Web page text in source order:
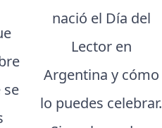
se
nació el Día del
Lector en
Argentina y cómo
lo puedes celebrar.